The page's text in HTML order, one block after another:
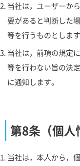
当社は，ユーザーか
要があると判断した
等を行うものとします
当社は，前項の規定
等を行わない旨の決
に通知します。
第8条（個人
当社は，本人から，